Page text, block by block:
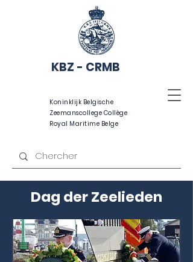
KBZ - CRMB
Koninklijk Belgische
Zeemanscollege Collège
Royal Maritime Belge
Dag der Zeelieden